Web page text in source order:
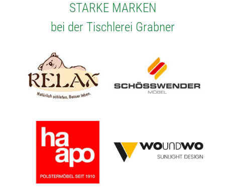
STARKE MARKEN
bei der Tischlerei Grabner